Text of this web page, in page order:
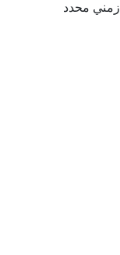
زمني محدد